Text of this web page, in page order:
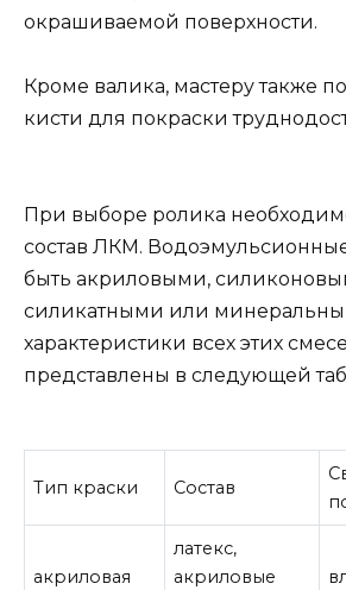
окрашиваемой поверхности.
Кроме валика, мастеру также
кисти для покраски
При выборе ролика
состав ЛКМ.
быть акриловыми,
силикатными или
характеристики всех этих
представлены в следующей
Тип краски Состав
акриловая
латекс,
акриловые